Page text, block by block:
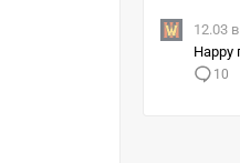
12.03
Happy
10